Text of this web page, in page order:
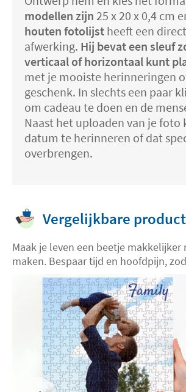
modellen zijn 25 x 20 x 0,4 cm
houten fotolijst heeft een
afwerking. Hij bevat een sleuf
verticaal of horizontaal kunt
met je mooiste herinneringen
geschenk. In slechts een paar
om cadeau te doen en de
Naast het uploaden van je
datum te herinneren of dat
overbrengen.
Vergelijkbare
Maak je leven een beetje
maken. Bespaar tijd en hoofdpijn,